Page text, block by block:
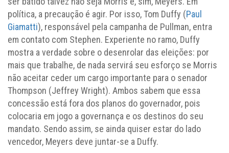
política, a precaução é agir. Por isso, Tom Duffy (Paul
Giamatti), responsável pela campanha de Pullman, entra
em contato com Stephen. Experiente no ramo, Duffy
mostra a verdade sobre o desenrolar das eleições: por
mais que trabalhe, de nada servirá seu esforço se Morris
não aceitar ceder um cargo importante para o senador
Thompson (Jeffrey Wright). Ambos sabem que essa
concessão está fora dos planos do governador, pois
colocaria em jogo a governança e os destinos do seu
mandato. Sendo assim, se ainda quiser estar do lado
vencedor, Meyers deve juntar-se a Duffy.